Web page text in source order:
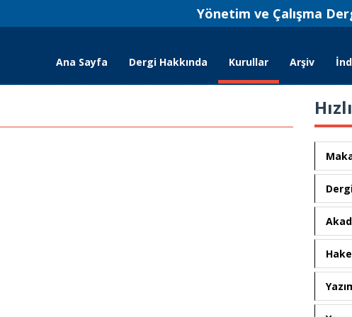
Yönetim ve Çalışma
Ana Sayfa Dergi Hakkında Kurullar Arşiv